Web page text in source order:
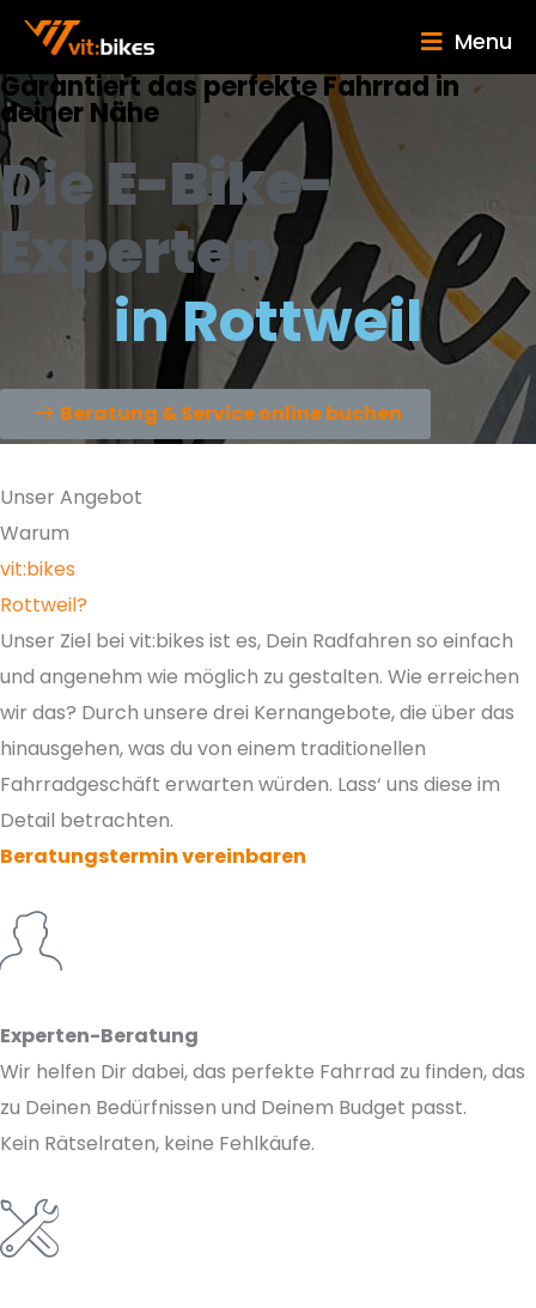
Menu
Garantiert das perfekte Fahrrad in
deiner Nähe
Die E-Bike-
Experten
inRottweil
Beratung & Service online buchen
Unser Angebot
Warum
vit:bikes
Rottweil?
Unser Ziel bei vit:bikes ist es, Dein Radfahren so einfach
und angenehm wie möglich zu gestalten. Wie erreichen
wir das? Durch unsere drei Kernangebote, die über das
hinausgehen, was du von einem traditionellen
Fahrradgeschäft erwarten würden. Lass‘ uns diese im
Detail betrachten.
Beratungstermin vereinbaren
Experten-Beratung
Wir helfen Dir dabei, das perfekte Fahrrad zu finden, das
zu Deinen Bedürfnissen und Deinem Budget passt.
Kein Rätselraten, keine Fehlkäufe.